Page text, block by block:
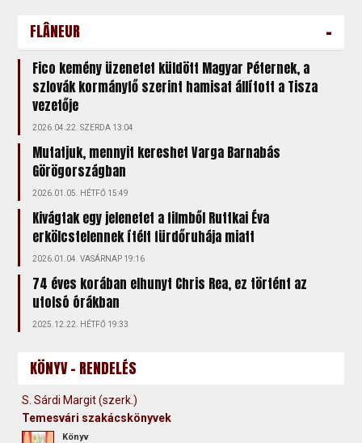
FLÂNEUR -
Fico kemény üzenetet küldött Magyar Péternek, a
szlovák kormányfő szerint hamisat állított a Tisza
vezetője
2026.04.22. SZERDA 13:04
Mutatjuk, mennyit kereshet Varga Barnabás
Görögországban
2026.01.05. HÉTFŐ 15:49
Kivágtak egy jelenetet a filmből Ruttkai Éva
erkölcstelennek ítélt fürdőruhája miatt
2026.01.04. VASÁRNAP 19:16
74 éves korában elhunyt Chris Rea, ez történt az
utolsó órákban
2025.12.22. HÉTFŐ 19:33
KÖNYV - RENDELÉS
S. Sárdi Margit (szerk.)
Temesvári szakácskönyvek
Könyv